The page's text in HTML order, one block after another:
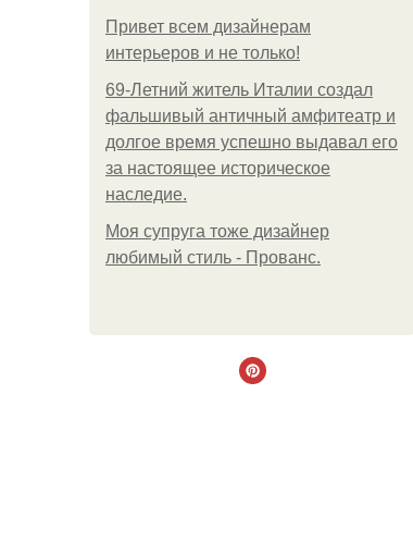
Привет всем дизайнерам
интерьеров и не только!
69-Летний житель Италии создал
фальшивый античный амфитеатр и
долгое время успешно выдавал его
за настоящее историческое
наследие.
Моя супруга тоже дизайнер
любимый стиль - Прованс.